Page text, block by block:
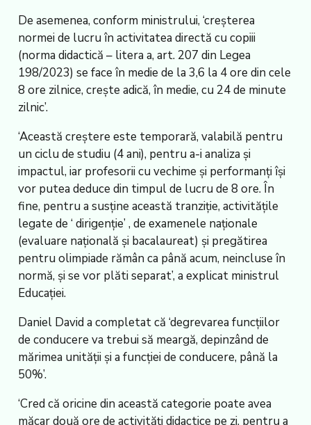
De asemenea, conform ministrului, ‘creșterea
normei de lucru în activitatea directă cu copiii
(norma didactică – litera a, art. 207 din Legea
198/2023) se face în medie de la 3,6 la 4 ore din cele
8 ore zilnice, crește adică, în medie, cu 24 de minute
zilnic’.
‘Această creștere este temporară, valabilă pentru
un ciclu de studiu (4 ani), pentru a-i analiza și
impactul, iar profesorii cu vechime și performanți își
vor putea deduce din timpul de lucru de 8 ore. În
fine, pentru a susține această tranziție, activitățile
legate de ‘ dirigenție’ , de examenele naționale
(evaluare națională și bacalaureat) și pregătirea
pentru olimpiade rămân ca până acum, neincluse în
normă, și se vor plăti separat’, a explicat ministrul
Educației.
Daniel David a completat că ‘degrevarea funcțiilor
de conducere va trebui să meargă, depinzând de
mărimea unității și a funcției de conducere, până la
50%’.
‘Cred că oricine din această categorie poate avea
măcar două ore de activități didactice pe zi, pentru a